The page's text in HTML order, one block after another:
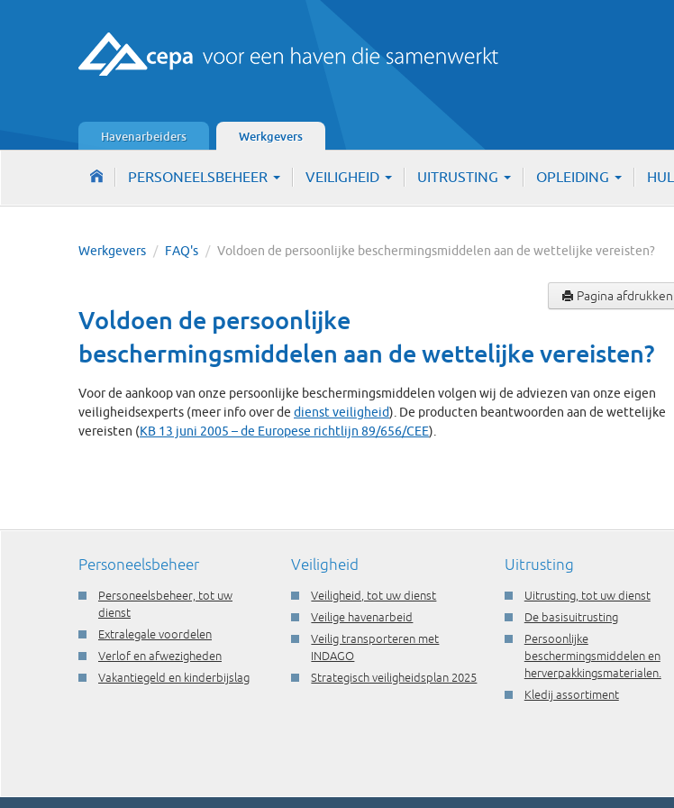
Havenarbeiders Werkgevers
PERSONEELSBEHEER VEILIGHEID UITRUSTING OPLEIDING
Werkgevers / FAQ's / Voldoen de persoonlijke beschermingsmiddelen aan de wettelijke vereisten?
Pagina afdrukken
Voldoen de persoonlijke
beschermingsmiddelen aan de wettelijke vereisten?
Voor de aankoop van onze persoonlijke beschermingsmiddelen volgen wij de adviezen van onze eigen
veiligheidsexperts (meer info over de dienst veiligheid). De producten beantwoorden aan de wettelijke
vereisten (KB 13 juni 2005 – de Europese richtlijn 89/656/CEE).
Personeelsbeheer
Personeelsbeheer, tot uw
dienst
Extralegale voordelen
Verlof en afwezigheden
Vakantiegeld en kinderbijslag
Veiligheid
Veiligheid, tot uw dienst
Veilige havenarbeid
Veilig transporteren met
INDAGO
Strategisch veiligheidsplan 2025
Uitrusting
Uitrusting, tot uw dienst
De basisuitrusting
Persoonlijke
beschermingsmiddelen en
herverpakkingsmaterialen.
Kledij assortiment